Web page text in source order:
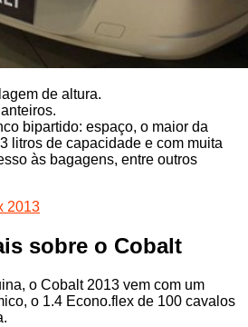
de altura.
bipartido: espaço, o maior da
litros de capacidade e com muita
às bagagens, entre outros
2013
sobre o Cobalt
o Cobalt 2013 vem com um
o 1.4 Econo.flex de 100 cavalos